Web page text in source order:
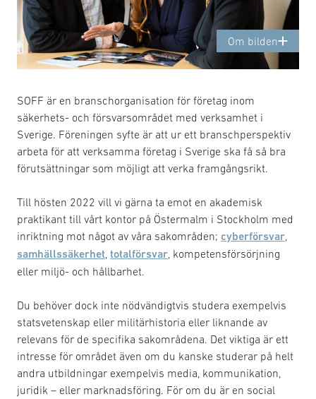
Om bilden
SOFF är en branschorganisation för företag inom
säkerhets- och försvarsområdet med verksamhet i
Sverige. Föreningen syfte är att ur ett branschperspektiv
arbeta för att verksamma företag i Sverige ska få så bra
förutsättningar som möjligt att verka framgångsrikt.
Till hösten 2022 vill vi gärna ta emot en akademisk
praktikant till vårt kontor på Östermalm i Stockholm med
inriktning mot något av våra sakområden; cyberförsvar
samhällssäkerhet totalförsvar , kompetensförsörjning
eller miljö- och hållbarhet.
Du behöver dock inte nödvändigtvis studera exempelvis
statsvetenskap eller militärhistoria eller liknande av
relevans för de specifika sakområdena. Det viktiga är ett
intresse för området även om du kanske studerar på helt
andra utbildningar exempelvis media, kommunikation,
juridik – eller marknadsföring. För om du är en social